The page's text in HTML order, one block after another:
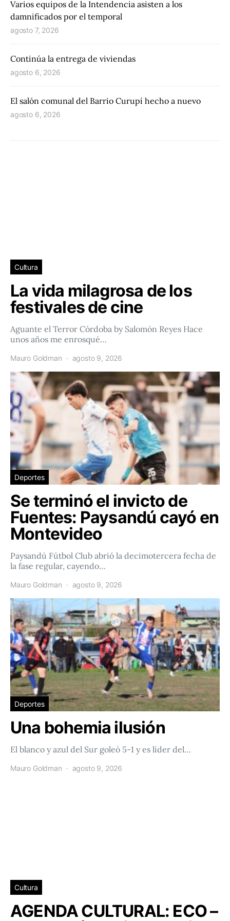
Varios equipos de la Intendencia asisten a los
damnificados por el temporal
agosto 7, 2026
Continúa la entrega de viviendas
agosto 6, 2026
El salón comunal del Barrio Curupí hecho a nuevo
agosto 6, 2026
Cultura
La vida milagrosa de los
festivales de cine
Aguante el Terror Córdoba by Salomón Reyes Hace
unos años me enrosqué…
Mauro Goldman agosto 9, 2026
Deportes
Se terminó el invicto de
Fuentes: Paysandú cayó en
Montevideo
Paysandú Fútbol Club abrió la decimotercera fecha de
la fase regular, cayendo…
Mauro Goldman agosto 9, 2026
Deportes
Una bohemia ilusión
El blanco y azul del Sur goleó 5-1 y es líder del…
Mauro Goldman agosto 9, 2026
Cultura
AGENDA CULTURAL: ECO –